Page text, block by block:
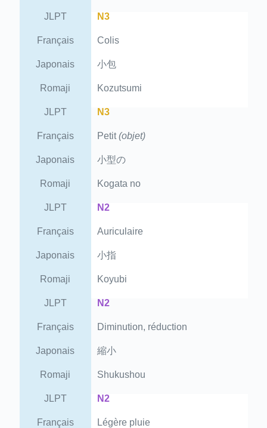
JLPT N3
Français Colis
Japonais 小包
Romaji Kozutsumi
JLPT N3
Français Petit(objet)
Japonais 小型の
Romaji Kogata no
JLPT N2
Français Auriculaire
Japonais 小指
Romaji Koyubi
JLPT N2
Français Diminution, réduction
Japonais 縮小
Romaji Shukushou
JLPT N2
Français Légère pluie